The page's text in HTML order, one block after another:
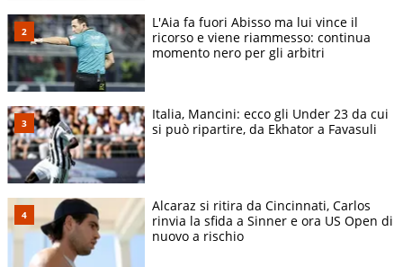
L'Aia fa fuori Abisso ma lui vince il
ricorso e viene riammesso: continua
momento nero per gli arbitri
Italia, Mancini: ecco gli Under 23 da cui
si può ripartire, da Ekhator a Favasuli
Alcaraz si ritira da Cincinnati, Carlos
rinvia la sfida a Sinner e ora US Open di
nuovo a rischio